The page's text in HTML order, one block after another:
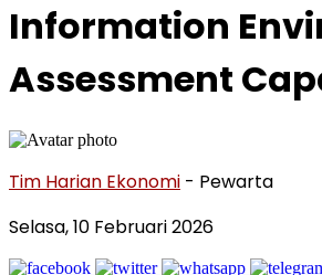
Information
Assessment
Tim Harian Ekonomi - Pewarta
Selasa, 10 Februari 2026